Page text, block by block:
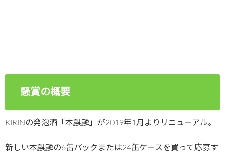
懸賞の概要
KIRINの発泡酒「本麒麟」が2019年1月よりリニューアル。
新しい本麒麟の6缶パックまたは24缶ケースを買って応募す